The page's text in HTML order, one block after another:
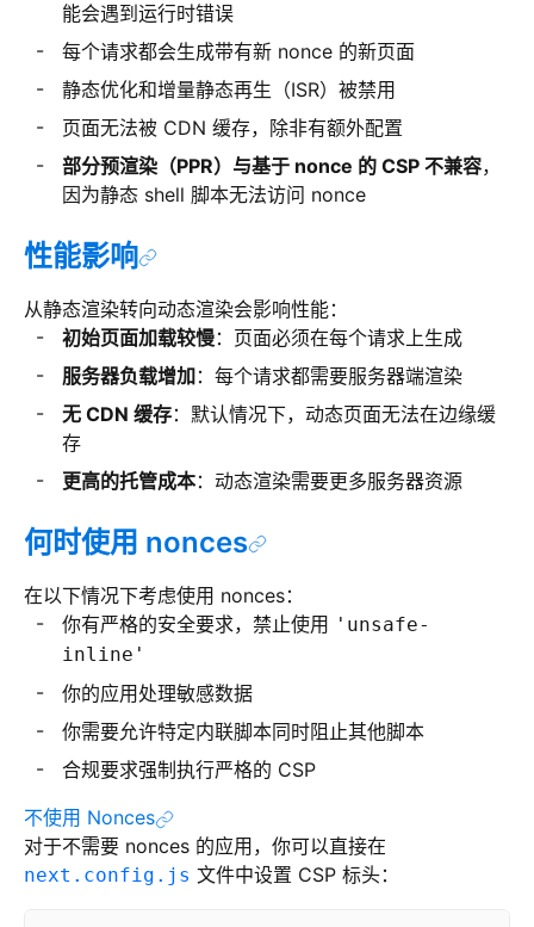
能会遇到运行时错误
每个请求都会生成带有新 nonce 的新页面
静态优化和增量静态再生（ISR）被禁用
页面无法被 CDN 缓存，除非有额外配置
部分预渲染（PPR）与基于 nonce 的 CSP 不兼容，
因为静态 shell 脚本无法访问 nonce
性能影响
从静态渲染转向动态渲染会影响性能：
初始页面加载较慢：页面必须在每个请求上生成
服务器负载增加 ：每个请求都需要服务器端渲染
无 CDN 缓存：默认情况下，动态页面无法在边缘缓
存
更高的托管成本：动态渲染需要更多服务器资源
何时使用 nonces
在以下情况下考虑使用 nonces：
你有严格的安全要求，禁止使用
'unsafe-
inline'
你的应用处理敏感数据
你需要允许特定内联脚本同时阻止其他脚本
合规要求强制执行严格的 CSP
不使用 Nonces
对于不需要 nonces 的应用，你可以直接在
next.config.js 文件中设置 CSP 标头：